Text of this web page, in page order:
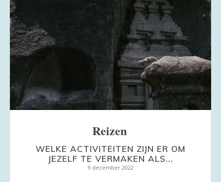
Reizen
WELKE ACTIVITEITEN ZIJN ER OM
JEZELF TE VERMAKEN ALS...
9 december 2022